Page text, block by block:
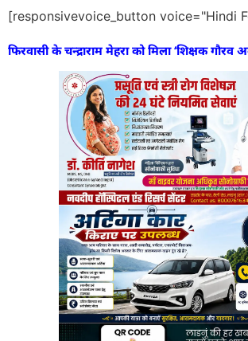
[responsivevoice_button voice="Hindi
फिरवासी के चन्द्राराम मेहरा को मिला ‘शिक्षक गौरव